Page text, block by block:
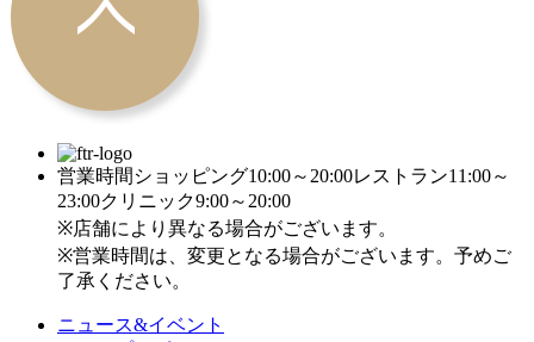
営業時間 ショッピング10:00～20:00レストラン11:00～
23:00クリニック9:00～20:00
※店舗により異なる場合がございます。
※営業時間は、変更となる場合がございます。予めご
了承ください。
ニュース&イベント